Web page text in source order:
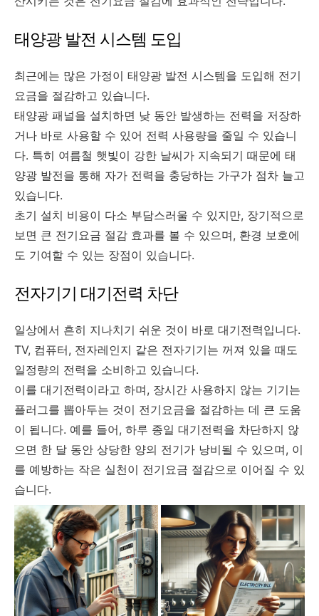
태양광 발전 시스템 도입
최근에는 많은 가정이 태양광 발전 시스템을 도입해 전기
요금을 절감하고 있습니다.
태양광 패널을 설치하면 낮 동안 발생하는 전력을 저장하
거나 바로 사용할 수 있어 전력 사용량을 줄일 수 있습니
다. 특히 여름철 햇빛이 강한 날씨가 지속되기 때문에 태
양광 발전을 통해 자가 전력을 충당하는 가구가 점차 늘고
있습니다.
초기 설치 비용이 다소 부담스러울 수 있지만, 장기적으로
보면 큰 전기요금 절감 효과를 볼 수 있으며, 환경 보호에
도 기여할 수 있는 장점이 있습니다.
전자기기 대기전력 차단
일상에서 흔히 지나치기 쉬운 것이 바로 대기전력입니다.
TV, 컴퓨터, 전자레인지 같은 전자기기는 꺼져 있을 때도
일정량의 전력을 소비하고 있습니다.
이를 대기전력이라고 하며, 장시간 사용하지 않는 기기는
플러그를 뽑아두는 것이 전기요금을 절감하는 데 큰 도움
이 됩니다. 예를 들어, 하루 종일 대기전력을 차단하지 않
으면 한 달 동안 상당한 양의 전기가 낭비될 수 있으며, 이
를 예방하는 작은 실천이 전기요금 절감으로 이어질 수 있
습니다.